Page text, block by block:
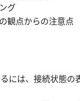
グ
観点からの注意点
には、接続状態の